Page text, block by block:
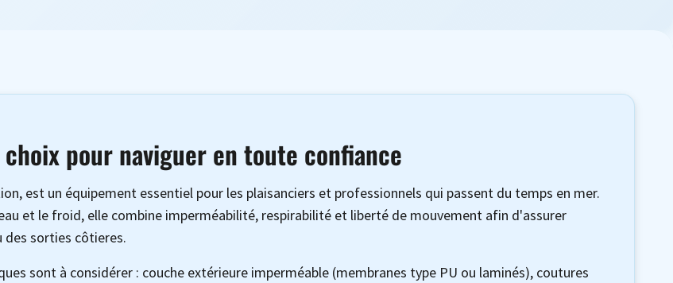
pour naviguer en toute confiance
est un équipement essentiel pour les plaisanciers et professionnels qui passent du temps en mer.
et le froid, elle combine imperméabilité, respirabilité et liberté de mouvement afin d'assurer
sorties côtieres.
sont à considérer : couche extérieure imperméable (membranes type PU ou laminés), coutures